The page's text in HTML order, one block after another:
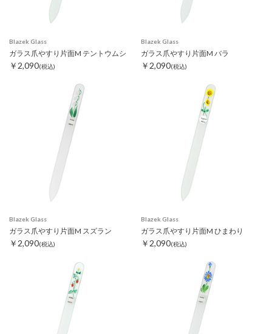
Blazek Glass
ガラス爪やすり片面M テントウムシ
￥2,090(税込)
Blazek Glass
ガラス爪やすり片面M バラ
￥2,090(税込)
Blazek Glass
ガラス爪やすり片面M スズラン
￥2,090(税込)
Blazek Glass
ガラス爪やすり片面M ひまわり
￥2,090(税込)